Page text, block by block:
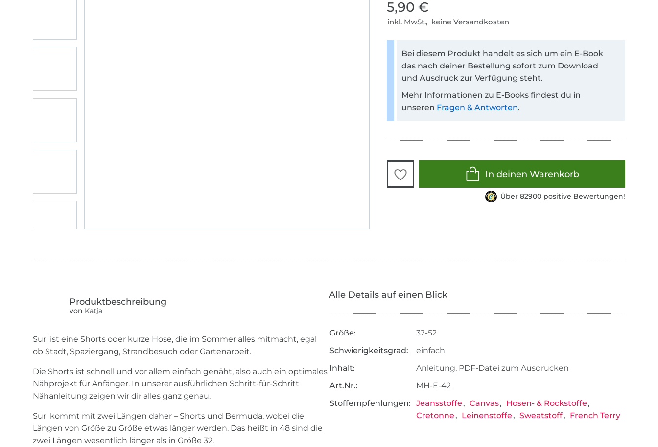
5,90 €
inkl. MwSt., keine Versandkosten
Bei diesem Produkt handelt es sich um ein E-Book
das nach deiner Bestellung sofort zum Download
und Ausdruck zur Verfügung steht.
Mehr Informationen zu E-Books findest du in
unseren Fragen & Antworten.
In deinen Warenkorb
Über 82900 positive Bewertungen!
von Katja
Suri ist eine Shorts oder kurze Hose, die im Sommer alles mitmacht, egal
ob Stadt, Spaziergang, Strandbesuch oder Gartenarbeit.
Die Shorts ist schnell und vor allem einfach genäht, also auch ein optimales
Nähprojekt für Anfänger. In unserer ausführlichen Schritt-für-Schritt
Nähanleitung zeigen wir dir alles ganz genau.
Suri kommt mit zwei Längen daher – Shorts und Bermuda, wobei die
Längen von Größe zu Größe etwas länger werden. Das heißt in 48 sind die
zwei Längen wesentlich länger als in Größe 32.
Alle Details auf einen Blick
Größe:
32-52
Schwierigkeitsgrad:
einfach
Inhalt:
Anleitung, PDF-Datei zum Ausdrucken
Art.Nr.:
MH-E-42
Stoffempfehlungen:
Jeansstoffe Canvas
Hosen- & Rockstoffe
Cretonne
Leinenstoffe Sweatstoff French Terry